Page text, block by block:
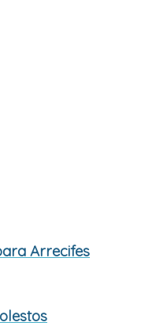
Arrecifes